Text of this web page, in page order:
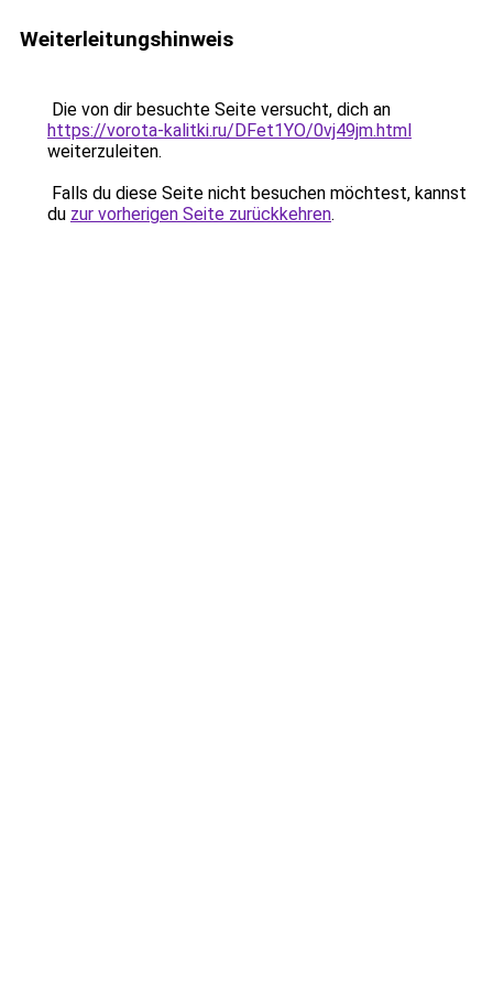
Weiterleitungshinweis
Die von dir besuchte Seite versucht, dich an
https://vorota-kalitki.ru/DFet1YO/0vj49jm.html
weiterzuleiten.
Falls du diese Seite nicht besuchen möchtest, kannst
du zur vorherigen Seite zurückkehren.